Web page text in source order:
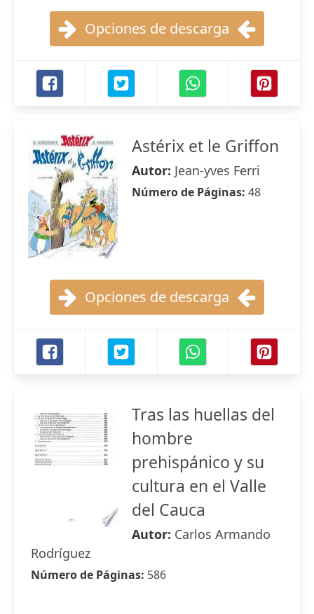
Opciones de descarga
Astérix et le Griffon
Autor: Jean-yves Ferri
Número de Páginas: 48
Opciones de descarga
Tras las huellas del
hombre
prehispánico y su
cultura en el Valle
del Cauca
Autor: Carlos Armando
Rodríguez
Número de Páginas: 586